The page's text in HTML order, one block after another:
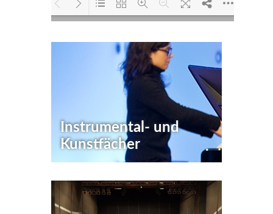
Loading PDF 100% ...
Instrumental- und
Kunstfächer